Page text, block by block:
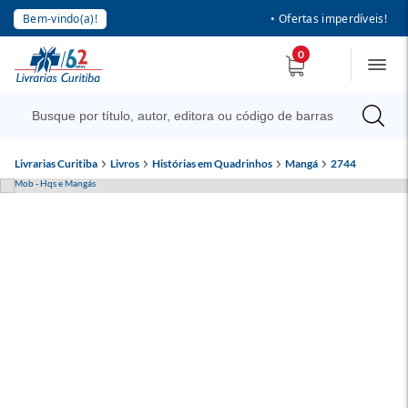
Bem-vindo(a)! • Ofertas imperdíveis!
0
Livrarias Curitiba Livros Histórias em Quadrinhos Mangá 2744